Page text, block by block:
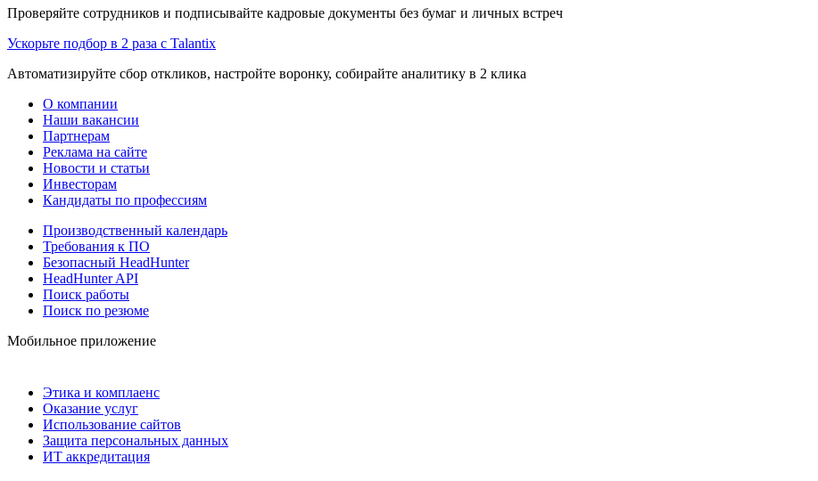
Проверяйте сотрудников и подписывайте кадровые документы без бумаг и личных встреч
Ускорьте подбор в 2 раза с Talantix
Автоматизируйте сбор откликов, настройте воронку, собирайте аналитику в 2 клика
О компании
Наши вакансии
Партнерам
Реклама на сайте
Новости и статьи
Инвесторам
Кандидаты по профессиям
Производственный календарь
Требования к ПО
Безопасный HeadHunter
HeadHunter API
Поиск работы
Поиск по резюме
Мобильное приложение
Этика и комплаенс
Оказание услуг
Использование сайтов
Защита персональных данных
ИТ аккредитация